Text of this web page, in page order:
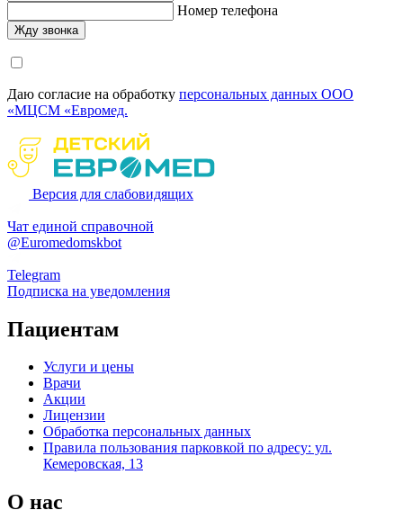
Номер телефона
Даю согласие на обработку персональных данных ООО
«МЦСМ «Евромед.
Версия для слабовидящих
Чат единой справочной
@Euromedomskbot
Telegram
Подписка на уведомления
Пациентам
Услуги и цены
Врачи
Акции
Лицензии
Обработка персональных данных
Правила пользования парковкой по адресу: ул.
Кемеровская, 13
О нас